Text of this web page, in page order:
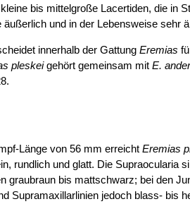
bis mittelgroße Lacertiden, die in
äußerlich und in der Lebensweise sehr
innerhalb der Gattung Eremias
pleskeigehört gemeinsam mit E.
Länge von 56 mm erreicht Eremias
rundlich und glatt. Die Supraocularia
graubraun bis mattschwarz; bei den
Supramaxillarlinien jedoch blass- bis